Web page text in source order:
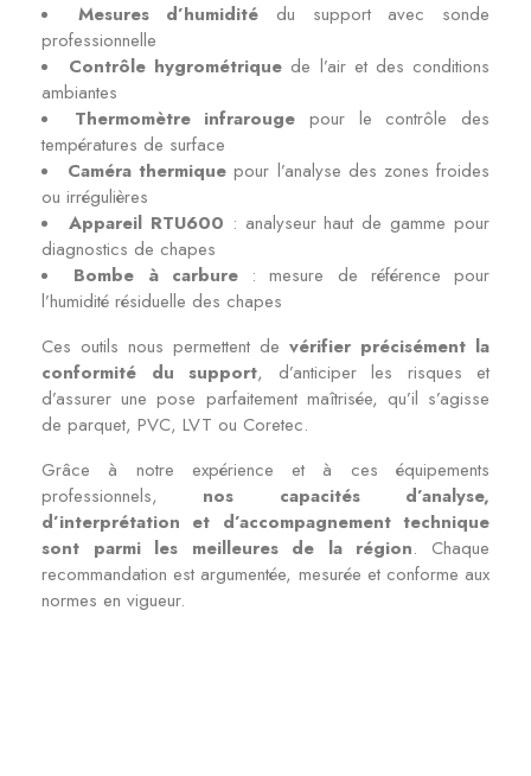
Mesures d’humidité du support avec sonde
professionnelle
Contrôle hygrométrique de l’air et des conditions
ambiantes
Thermomètre infrarouge pour le contrôle des
températures de surface
Caméra thermique pour l’analyse des zones froides
ou irrégulières
Appareil RTU600 : analyseur haut de gamme pour
diagnostics de chapes
Bombe à carbure: mesure de référence pour
l’humidité résiduelle des chapes
Ces outils nous permettent de vérifier précisément la
conformité du support, d’anticiper les risques et
d’assurer une pose parfaitement maîtrisée, qu’il s’agisse
de parquet, PVC, LVT ou Coretec.
Grâce à notre expérience et à ces équipements
professionnels, nos capacités d’analyse,
d’interprétation et d’accompagnement technique
sont parmi les meilleures de la région. Chaque
recommandation est argumentée, mesurée et conforme aux
normes en vigueur.